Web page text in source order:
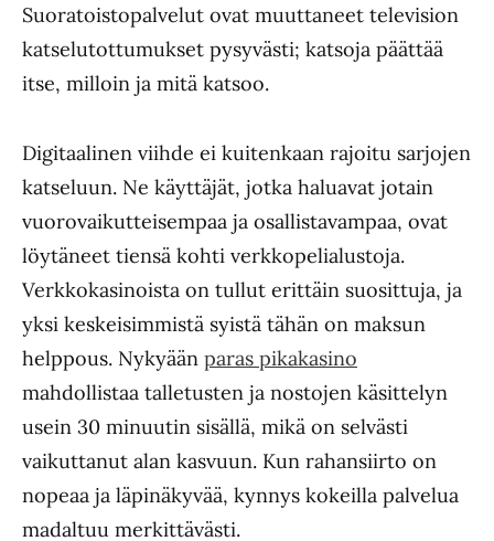
Suoratoistopalvelut ovat muuttaneet television
katselutottumukset pysyvästi; katsoja päättää
itse, milloin ja mitä katsoo.
Digitaalinen viihde ei kuitenkaan rajoitu sarjojen
katseluun. Ne käyttäjät, jotka haluavat jotain
vuorovaikutteisempaa ja osallistavampaa, ovat
löytäneet tiensä kohti verkkopelialustoja.
Verkkokasinoista on tullut erittäin suosittuja, ja
yksi keskeisimmistä syistä tähän on maksun
helppous. Nykyään paras pikakasino
mahdollistaa talletusten ja nostojen käsittelyn
usein 30 minuutin sisällä, mikä on selvästi
vaikuttanut alan kasvuun. Kun rahansiirto on
nopeaa ja läpinäkyvää, kynnys kokeilla palvelua
madaltuu merkittävästi.